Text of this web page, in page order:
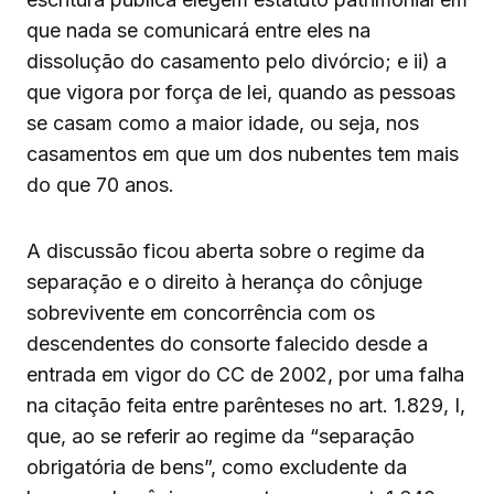
que nada se comunicará entre eles na
dissolução do casamento pelo divórcio; e ii) a
que vigora por força de lei, quando as pessoas
se casam como a maior idade, ou seja, nos
casamentos em que um dos nubentes tem mais
do que 70 anos.
A discussão ficou aberta sobre o regime da
separação e o direito à herança do cônjuge
sobrevivente em concorrência com os
descendentes do consorte falecido desde a
entrada em vigor do CC de 2002, por uma falha
na citação feita entre parênteses no art. 1.829, I,
que, ao se referir ao regime da “separação
obrigatória de bens”, como excludente da